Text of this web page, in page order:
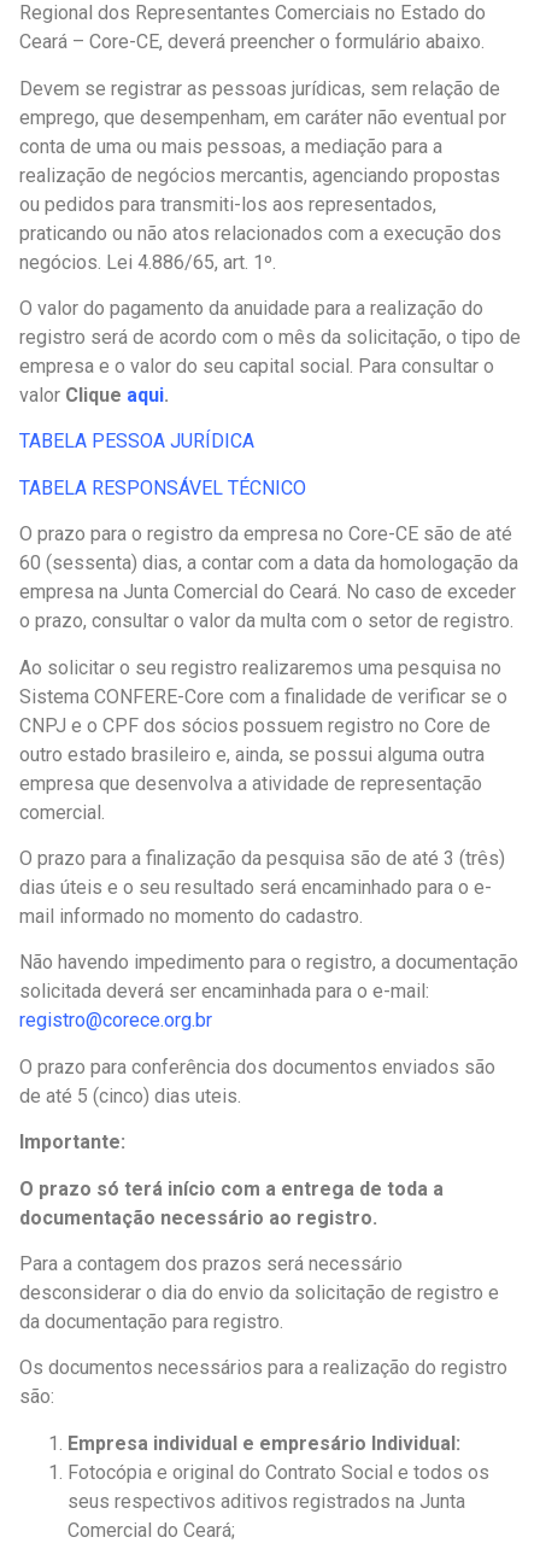
Regional dos Representantes Comerciais no Estado do
Ceará – Core-CE, deverá preencher o formulário abaixo.
Devem se registrar as pessoas jurídicas, sem relação de
emprego, que desempenham, em caráter não eventual por
conta de uma ou mais pessoas, a mediação para a
realização de negócios mercantis, agenciando propostas
ou pedidos para transmiti-los aos representados,
praticando ou não atos relacionados com a execução dos
negócios. Lei 4.886/65, art. 1º.
O valor do pagamento da anuidade para a realização do
registro será de acordo com o mês da solicitação, o tipo de
empresa e o valor do seu capital social. Para consultar o
valor Clique aqui.
TABELA PESSOA JURÍDICA
TABELA RESPONSÁVEL TÉCNICO
O prazo para o registro da empresa no Core-CE são de até
60 (sessenta) dias, a contar com a data da homologação da
empresa na Junta Comercial do Ceará. No caso de exceder
o prazo, consultar o valor da multa com o setor de registro.
Ao solicitar o seu registro realizaremos uma pesquisa no
Sistema CONFERE-Core com a finalidade de verificar se o
CNPJ e o CPF dos sócios possuem registro no Core de
outro estado brasileiro e, ainda, se possui alguma outra
empresa que desenvolva a atividade de representação
comercial.
O prazo para a finalização da pesquisa são de até 3 (três)
dias úteis e o seu resultado será encaminhado para o e-
mail informado no momento do cadastro.
Não havendo impedimento para o registro, a documentação
solicitada deverá ser encaminhada para o e-mail:
registro@corece.org.br
O prazo para conferência dos documentos enviados são
de até 5 (cinco) dias uteis.
Importante:
O prazo só terá início com a entrega de toda a
documentação necessário ao registro.
Para a contagem dos prazos será necessário
desconsiderar o dia do envio da solicitação de registro e
da documentação para registro.
Os documentos necessários para a realização do registro
são:
Empresa individual e empresário Individual:
Fotocópia e original do Contrato Social e todos os
seus respectivos aditivos registrados na Junta
Comercial do Ceará;